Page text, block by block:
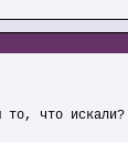
что искали?